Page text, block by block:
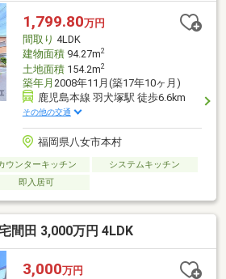
1,799.80万円
間取り 4LDK
建物面積94.27m2
土地面積154.2m2
築年月 2008年11月(築17年10ヶ月)
鹿児島本線 羽犬塚駅 徒歩6.6km
その他の交通
福岡県八女市本村
ウンターキッチン
システムキッチン
即入居可
間田 3,000万円 4LDK
3,000万円